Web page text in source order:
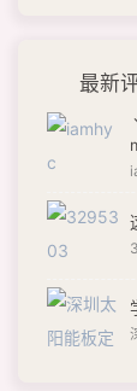
最新